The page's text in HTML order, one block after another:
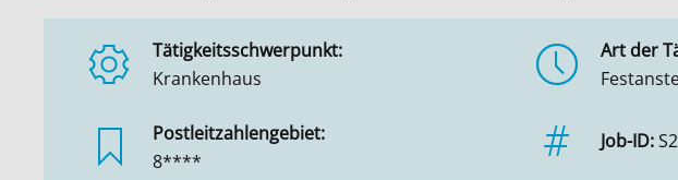
Tätigkeitsschwerpunkt:
Krankenhaus
Art der
Postleitzahlengebiet:
8****
Job-ID: